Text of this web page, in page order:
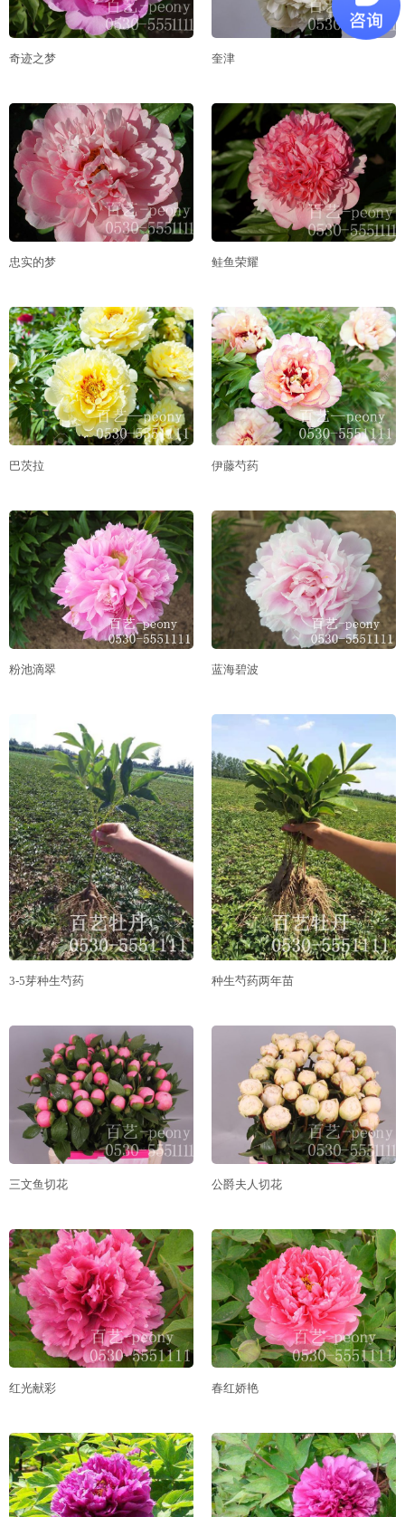
奇迹之梦 奎津
忠实的梦 鲑鱼荣耀
巴茨拉 伊藤芍药
粉池滴翠 蓝海碧波
3-5芽种生芍药 种生芍药两年苗
三文鱼切花 公爵夫人切花
红光献彩 春红娇艳